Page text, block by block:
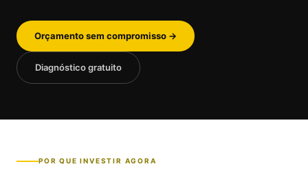
Orçamento sem compromisso →
Diagnóstico gratuito
POR QUE INVESTIR AGORA